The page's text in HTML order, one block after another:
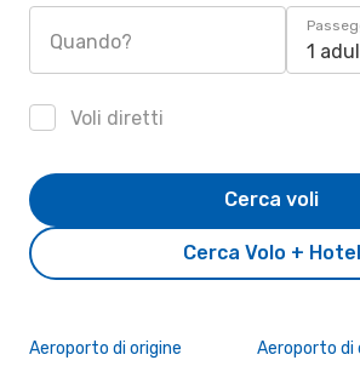
Quando? 1
Voli diretti
Cerca Volo + Hotel
Cerca voli
Aeroporto di origine Aeroporto di